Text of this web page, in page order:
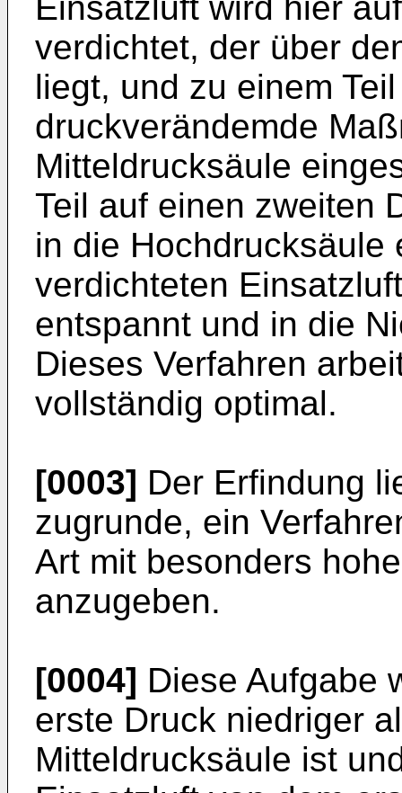
verdichtet, der über
liegt, und zu einem
druckverändemde
Mitteldrucksäule
Teil auf einen zweiten
in die Hochdrucksäule
verdichteten
entspannt und in die
Dieses Verfahren
vollständig optimal.
[0003] Der Erfindung
zugrunde, ein
Art mit besonders
anzugeben.
[0004] Diese Aufgabe
erste Druck niedriger
Mitteldrucksäule ist